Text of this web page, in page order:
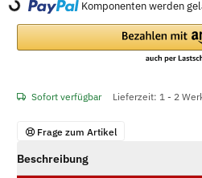
Loading... Komponenten werden
Sofort verfügbar Lieferzeit: 1 - 2
Frage zum Artikel
Beschreibung